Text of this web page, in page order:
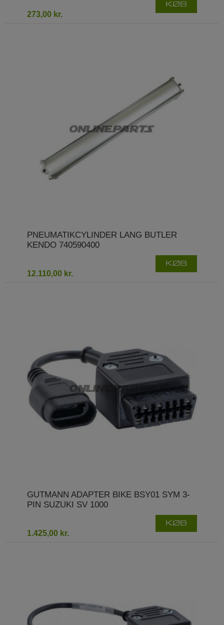
273,00 kr.
KØB
PNEUMATIKCYLINDER LANG BUTLER
KENDO 740590400
12.110,00 kr.
KØB
GUTMANN ADAPTER BIKE BSY01 SYM 3-
PIN SUZUKI SV 1000
1.425,00 kr.
KØB